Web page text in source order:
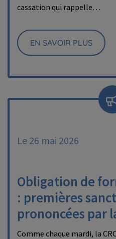
cassation qui rappelle…
EN SAVOIR PLUS
Le 26 mai 2026
Obligation de
: premières
prononcées par
Comme chaque mardi, la